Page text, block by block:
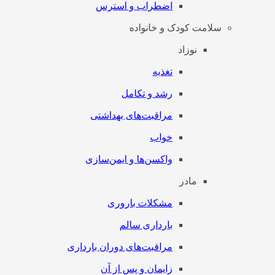
اضطراب و استرس
سلامت کودک و خانواده
نوزاد
تغذیه
رشد و تکامل
مراقبت‌های بهداشتی
خواب
واکسن‌ها و ایمن‌سازی
مادر
مشکلات باروری
بارداری سالم
مراقبت‌های دوران بارداری
زایمان و پس از آن